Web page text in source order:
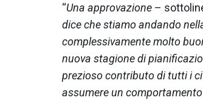
“Una approvazione –
dice che stiamo andando
complessivamente molto
nuova stagione di
prezioso contributo di tutti i
assumere un